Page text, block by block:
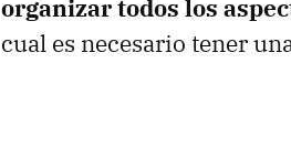
organizar todos los
cual es necesario tener